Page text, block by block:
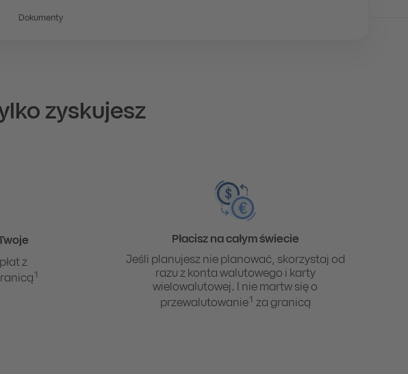
Dokumenty
zyskujesz
z
1
Płacisz na całym świecie
Jeśli planujesz nie planować, skorzystaj od
razu z konta walutowego i karty
wielowalutowej. I nie martw się o
przewalutowanie1 za granicą